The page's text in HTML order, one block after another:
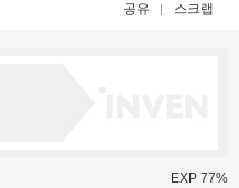
공유 스크랩
EXP 77%